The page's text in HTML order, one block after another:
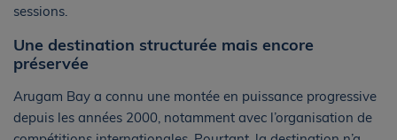
sessions.
Une destination structurée mais encore
préservée
Arugam Bay a connu une montée en puissance progressive
depuis les années 2000, notamment avec l’organisation de